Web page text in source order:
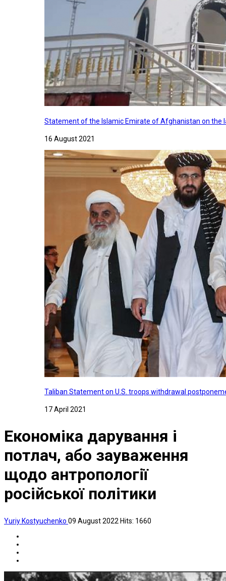
Statement of the Islamic Emirate of Afghanistan on
16 August 2021
Taliban Statement on U.S. troops withdrawal
17 April 2021
Економіка дарування і
потлач, або зауваження
щодо антропології
російської політики
Yuriy Kostyuchenko 09 August 2022 Hits: 1660